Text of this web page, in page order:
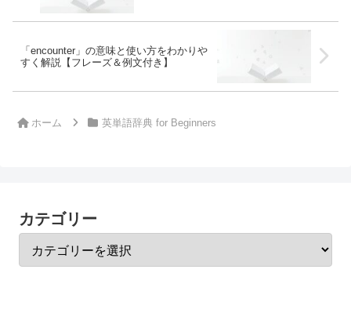
「encounter」の意味と使い方をわかりや
すく解説【フレーズ＆例文付き】
ホーム 英単語辞典 for Beginners
カテゴリー